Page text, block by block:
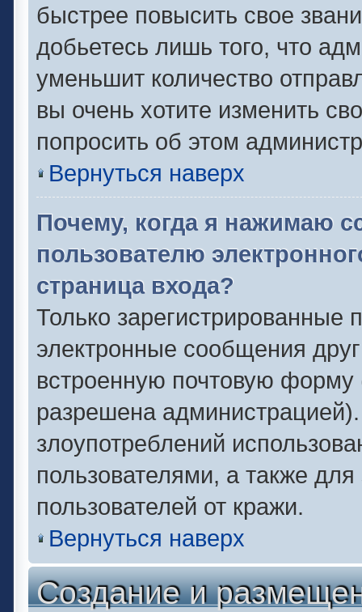
быстрее повысить свое
добьетесь лишь того, что
уменьшит количество
вы очень хотите изменить
попросить об этом
Вернуться наверх
Почему, когда я нажимаю
пользователю
страница входа?
Только зарегистрированные
электронные сообщения
встроенную почтовую
разрешена
злоупотреблений
пользователями, а также
пользователей от кражи.
Вернуться наверх
Создание и